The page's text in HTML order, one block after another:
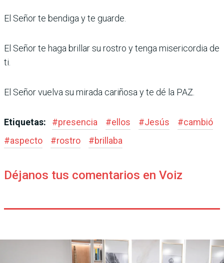
El Señor te bendiga y te guarde.
El Señor te haga brillar su rostro y tenga misericordia de
ti.
El Señor vuelva su mirada cariñosa y te dé la PAZ.
Etiquetas: #presencia #ellos #Jesús #cambió
#aspecto #rostro #brillaba
Déjanos tus comentarios en Voiz